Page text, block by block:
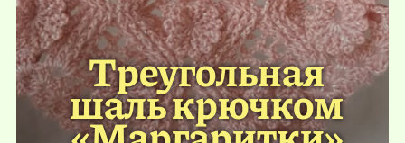
Треугольная
шаль крючком